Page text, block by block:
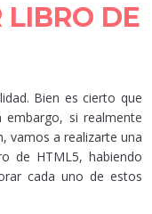
LIBRO DE
Bien es cierto que
si realmente
vamos a realizarte una
de HTML5, habiendo
cada uno de estos